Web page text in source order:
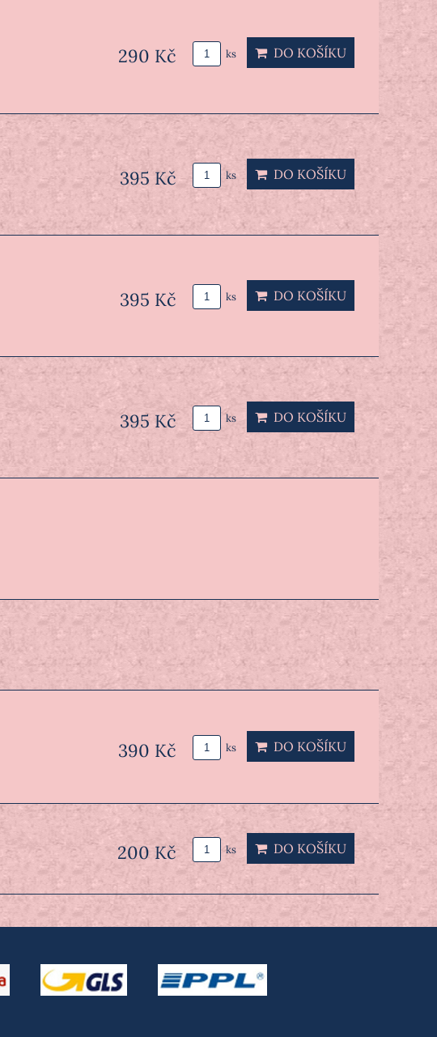
290 Kč ks DO KOŠÍKU
395 Kč ks DO KOŠÍKU
395 Kč ks DO KOŠÍKU
395 Kč ks DO KOŠÍKU
390 Kč ks DO KOŠÍKU
200 Kč ks DO KOŠÍKU